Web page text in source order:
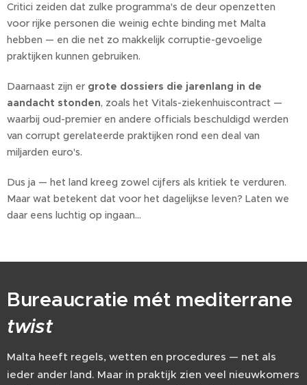
Critici zeiden dat zulke programma's de deur openzetten
voor rijke personen die weinig echte binding met Malta
hebben — en die net zo makkelijk corruptie-gevoelige
praktijken kunnen gebruiken.
Daarnaast zijn er grote dossiers die jarenlang in de
aandacht stonden, zoals het Vitals-ziekenhuiscontract —
waarbij oud-premier en andere officials beschuldigd werden
van corrupt gerelateerde praktijken rond een deal van
miljarden euro's.
Dus ja — het land kreeg zowel cijfers als kritiek te verduren.
Maar wat betekent dat voor het dagelijkse leven? Laten we
daar eens luchtig op ingaan…
Bureaucratie mét mediterrane
twist
Malta heeft regels, wetten en procedures — net als
ieder ander land. Maar in praktijk zien veel nieuwkomers